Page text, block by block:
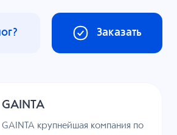
Заказать
GAINTA
GAINTA крупнейшая компания по